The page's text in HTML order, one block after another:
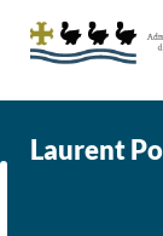
Laurent